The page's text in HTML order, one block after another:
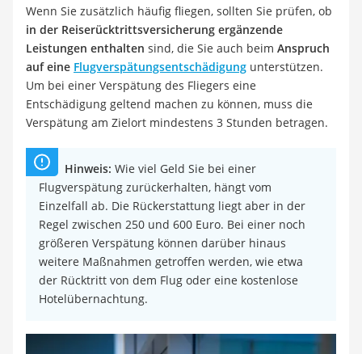
Wenn Sie zusätzlich häufig fliegen, sollten Sie prüfen, ob
in der Reiserücktrittsversicherung ergänzende
Leistungen enthalten sind, die Sie auch beim Anspruch
auf eine Flugverspätungsentschädigung unterstützen.
Um bei einer Verspätung des Fliegers eine
Entschädigung geltend machen zu können, muss die
Verspätung am Zielort mindestens 3 Stunden betragen.
Hinweis: Wie viel Geld Sie bei einer
Flugverspätung zurückerhalten, hängt vom
Einzelfall ab. Die Rückerstattung liegt aber in der
Regel zwischen 250 und 600 Euro. Bei einer noch
größeren Verspätung können darüber hinaus
weitere Maßnahmen getroffen werden, wie etwa
der Rücktritt von dem Flug oder eine kostenlose
Hotelübernachtung.